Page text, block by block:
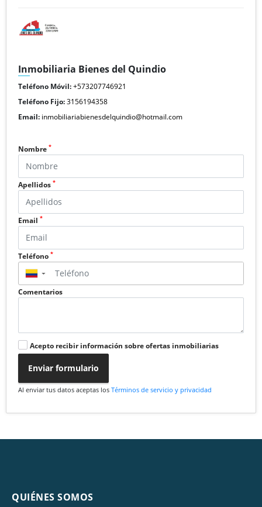
Inmobiliaria Bienes del Quindio
Teléfono Móvil:+573207746921
Teléfono Fijo:3156194358
Email: inmobiliariabienesdelquindio@hotmail.com
Nombre *
Apellidos *
Email *
Teléfono *
▼
Comentarios
Acepto recibir información sobre ofertas inmobiliarias
Enviar formulario
Al enviar tus datos aceptas los Términos de servicio y privacidad
QUIÉNES SOMOS